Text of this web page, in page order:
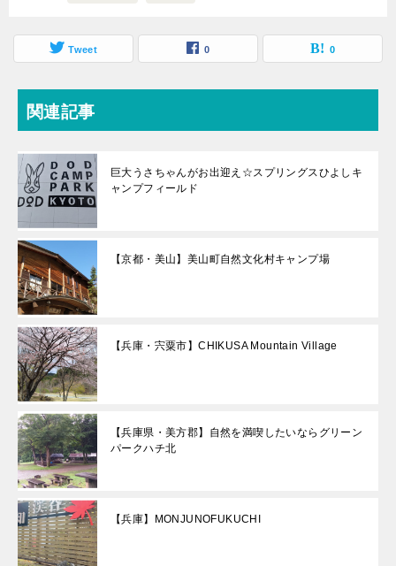
Tweet 0 0
関連記事
巨大うさちゃんがお出迎え☆スプリングスひよしキ
ャンプフィールド
【京都・美山】美山町自然文化村キャンプ場
【兵庫・宍粟市】CHIKUSA Mountain Village
【兵庫県・美方郡】自然を満喫したいならグリーン
パークハチ北
【兵庫】MONJUNOFUKUCHI